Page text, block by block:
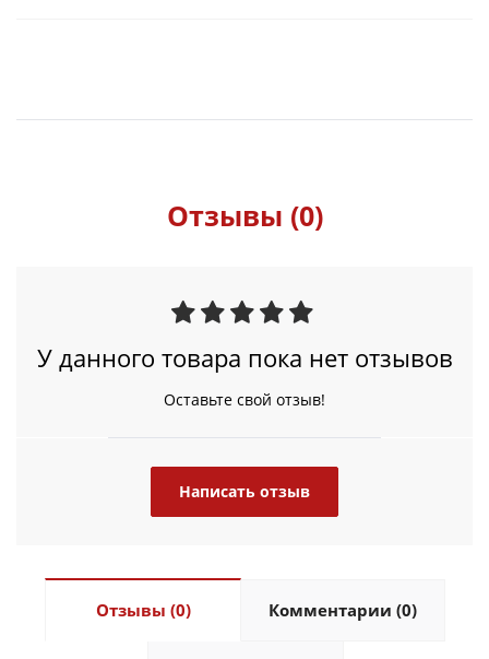
Отзывы (0)
У данного товара пока нет отзывов
Оставьте свой отзыв!
Написать отзыв
Отзывы (0) Комментарии (0)